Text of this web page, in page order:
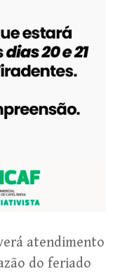
atendimento
do feriado